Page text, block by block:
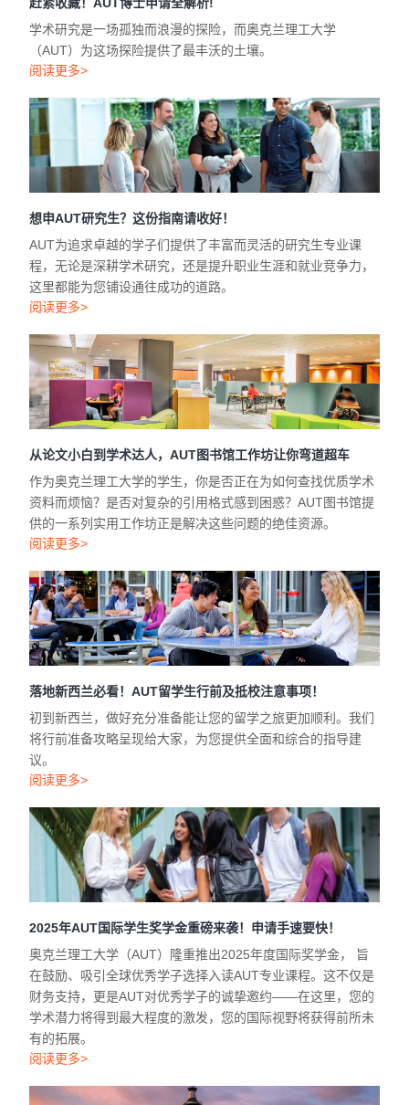
学术研究是一场孤独而浪漫的探险，而奥克兰理工大学
（AUT）为这场探险提供了最丰沃的土壤。
阅读更多>
想申AUT研究生？这份指南请收好！
AUT为追求卓越的学子们提供了丰富而灵活的研究生专业课
程，无论是深耕学术研究，还是提升职业生涯和就业竞争力，
这里都能为您铺设通往成功的道路。
阅读更多>
从论文小白到学术达人，AUT图书馆工作坊让你弯道超车
作为奥克兰理工大学的学生，你是否正在为如何查找优质学术
资料而烦恼？是否对复杂的引用格式感到困惑？AUT图书馆提
供的一系列实用工作坊正是解决这些问题的绝佳资源。
阅读更多>
落地新西兰必看！AUT留学生行前及抵校注意事项！
初到新西兰，做好充分准备能让您的留学之旅更加顺利。我们
将行前准备攻略呈现给大家，为您提供全面和综合的指导建
议。
阅读更多>
2025年AUT国际学生奖学金重磅来袭！申请手速要快！
奥克兰理工大学（AUT）隆重推出2025年度国际奖学金， 旨
在鼓励、吸引全球优秀学子选择入读AUT专业课程。这不仅是
财务支持，更是AUT对优秀学子的诚挚邀约——在这里，您的
学术潜力将得到最大程度的激发，您的国际视野将获得前所未
有的拓展。
阅读更多>